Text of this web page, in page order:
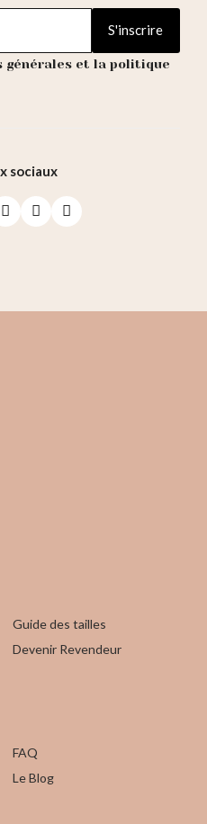
S'inscrire
générales et la politique
sociaux
Guide des tailles
Devenir Revendeur
FAQ
Le Blog